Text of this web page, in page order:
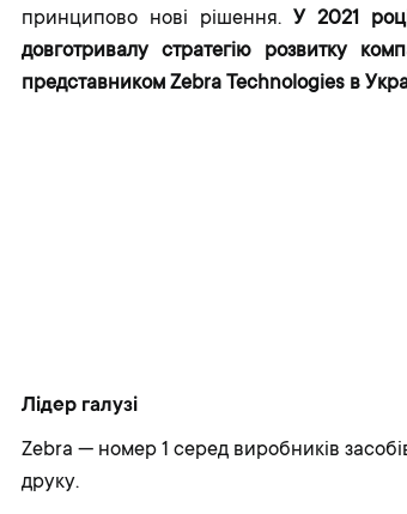
принципово нові рішення. У 2021
довготривалу стратегію розвитку
представником Zebra Technologies в
Лідер галузі
Zebra — номер 1 серед виробників
друку.